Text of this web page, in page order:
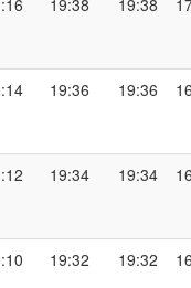
19:38
19:38
21:16
19:36
19:36
21:14
19:34
19:34
21:12
19:32
19:32
21:10